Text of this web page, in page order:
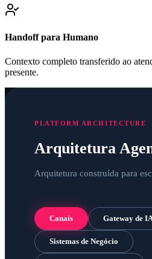
Handoff para Humano
Contexto completo transferido ao
presente.
PLATFORM ARCHITECTURE
Arquitetura
Arquitetura construída para
Canais Gateway de
Sistemas de Negócio